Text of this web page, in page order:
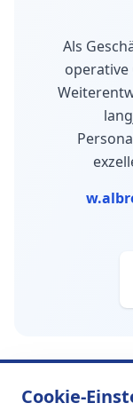
Als
operative
Cookie-